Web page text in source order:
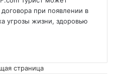
при появлении в
угрозы жизни, здоровью
страница